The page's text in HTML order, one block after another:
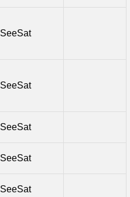
SeeSat
SeeSat
SeeSat
SeeSat
SeeSat